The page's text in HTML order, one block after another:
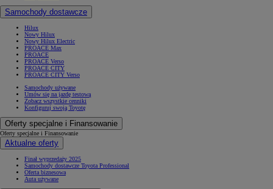
Samochody dostawcze
Hilux
Nowy Hilux
Nowy Hilux Electric
PROACE Max
PROACE
PROACE Verso
PROACE CITY
PROACE CITY Verso
Samochody używane
Umów się na jazdę testową
Zobacz wszystkie cenniki
Konfiguruj swoją Toyotę
Oferty specjalne i Finansowanie
Oferty specjalne i Finansowanie
Aktualne oferty
Finał wyprzedaży 2025
Samochody dostawcze Toyota Professional
Oferta biznesowa
Auta używane